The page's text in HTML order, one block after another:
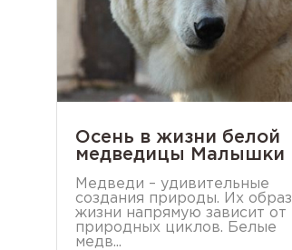
Осень в жизни белой
медведицы Малышки
Медведи – удивительные
создания природы. Их образ
жизни напрямую зависит от
природных циклов. Белые
медв...